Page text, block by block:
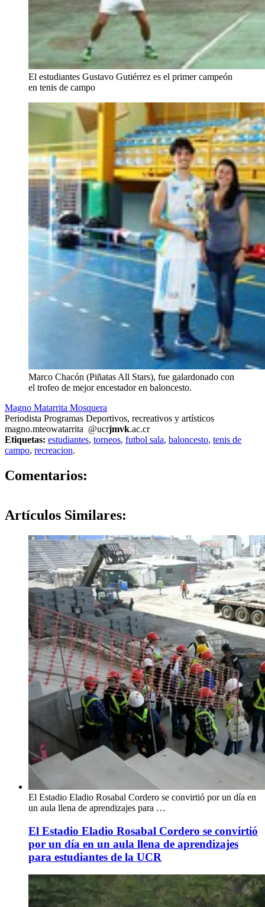
El estudiantes Gustavo Gutiérrez es el primer campeón
en tenis de campo
Marco Chacón (Piñatas All Stars), fue galardonado con
el trofeo de mejor encestador en baloncesto.
Magno Matarrita Mosquera
Periodista Programas Deportivos, recreativos y artísticos
magno.mteowatarrita @ucrjmvk.ac.cr
Etiquetas: estudiantes, torneos, futbol sala, baloncesto, tenis de
campo, recreacion.
Comentarios:
Artículos Similares:
El Estadio Eladio Rosabal Cordero se convirtió por un día en
un aula llena de aprendizajes para …
El Estadio Eladio Rosabal Cordero se convirtió
por un día en un aula llena de aprendizajes
para estudiantes de la UCR